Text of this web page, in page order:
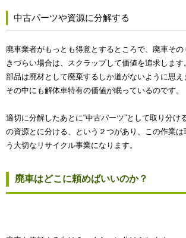
中古パーツや資源に分解する
廃車業者がもっとも得意とするところで、廃車そ
きづらい場合は、スクラップして価値を追求しま
部品は廃材として廃棄するしか道がないように思
その中にも解体車特有の価値が眠っているのです。
適切に分解したあとに“中古パーツ”として取り分け
の資源とに分ける、という２つがあり、この作業
う大切なリサイクル事業になります。
廃車はどこに頼めばいいのか？